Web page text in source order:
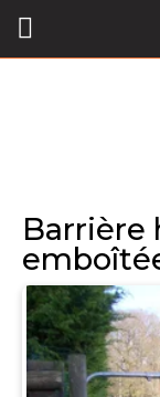
Barrière